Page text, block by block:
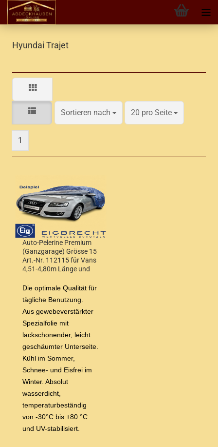
Hyundai Trajet
Sortieren nach
Sortieren nach 20 pro Seite
pro Seite
1
Auto-Pelerine Premium
(Ganzgarage) Grösse 15
Art.-Nr. 112115 für Vans
4,51-4,80m Länge und
Die optimale Qualität für
tägliche Benutzung.
Aus gewebeverstärkter
Spezialfolie mit
lackschonender, leicht
geschäumter Unterseite.
Kühl im Sommer,
Schnee- und Eisfrei im
Winter. Absolut
wasserdicht,
temperaturbeständig
von -30°C bis +80 °C
und UV-stabilisiert.